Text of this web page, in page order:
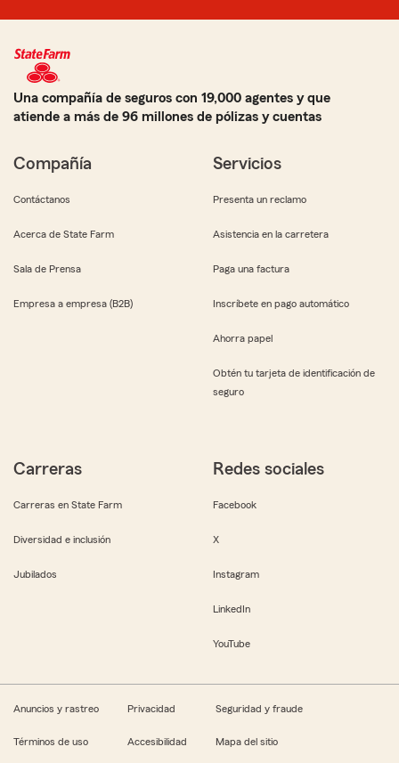
Una compañía de seguros con 19,000 agentes y que
atiende a más de 96 millones de pólizas y cuentas
Compañía
Contáctanos
Acerca de State Farm
Sala de Prensa
Empresa a empresa (B2B)
Servicios
Presenta un reclamo
Asistencia en la carretera
Paga una factura
Inscríbete en pago automático
Ahorra papel
Obtén tu tarjeta de identificación de
seguro
Carreras
Carreras en State Farm
Diversidad e inclusión
Jubilados
Redes sociales
Facebook
X
Instagram
LinkedIn
YouTube
Anuncios y rastreo Privacidad Seguridad y fraude
Términos de uso Accesibilidad Mapa del sitio